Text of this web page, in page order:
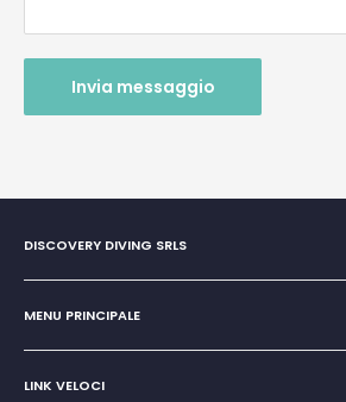
Invia messaggio
DISCOVERY DIVING SRLS
Unipersonale di Giovanni Chiera di Vasco
San Teodoro, Marina di Puntaldia 07052
MENU PRINCIPALE
Home
Super Promo
LINK VELOCI